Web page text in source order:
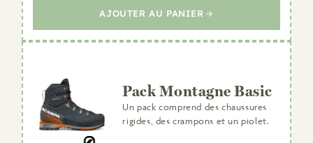
AJOUTER AU PANIER
Pack Montagne Basic
Un pack comprend des chaussures
rigides, des crampons et un piolet.